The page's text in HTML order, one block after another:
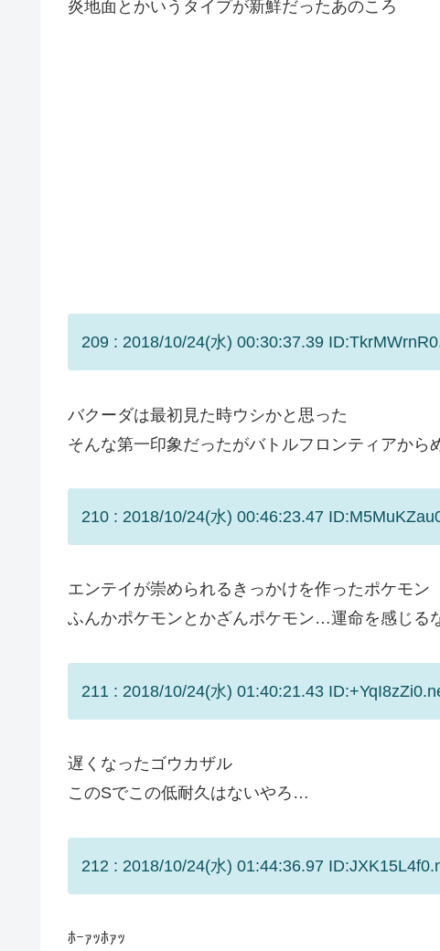
炎地面とかいうタイプが新鮮だったあのころ
209 : 2018/10/24(水) 00:30:37.39
バクーダは最初見た時ウシかと思った
そんな第一印象だったがバトルフロンティアから
210 : 2018/10/24(水) 00:46:23.47
エンテイが崇められるきっかけを作ったポケモン
ふんかポケモンとかざんポケモン…運命を感じる
211 : 2018/10/24(水) 01:40:21.43
遅くなったゴウカザル
このSでこの低耐久はないやろ…
212 : 2018/10/24(水) 01:44:36.97
ﾎｰｧｯﾎｧｯ